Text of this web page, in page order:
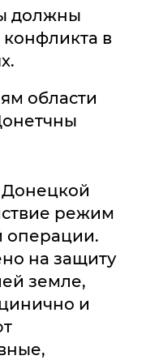
должны
в
области
Донецкой
режим
операции.
на защиту
земле,
и